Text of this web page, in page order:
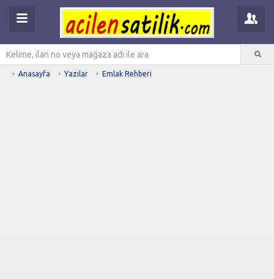
Anasayfa Yazılar Emlak Rehberi